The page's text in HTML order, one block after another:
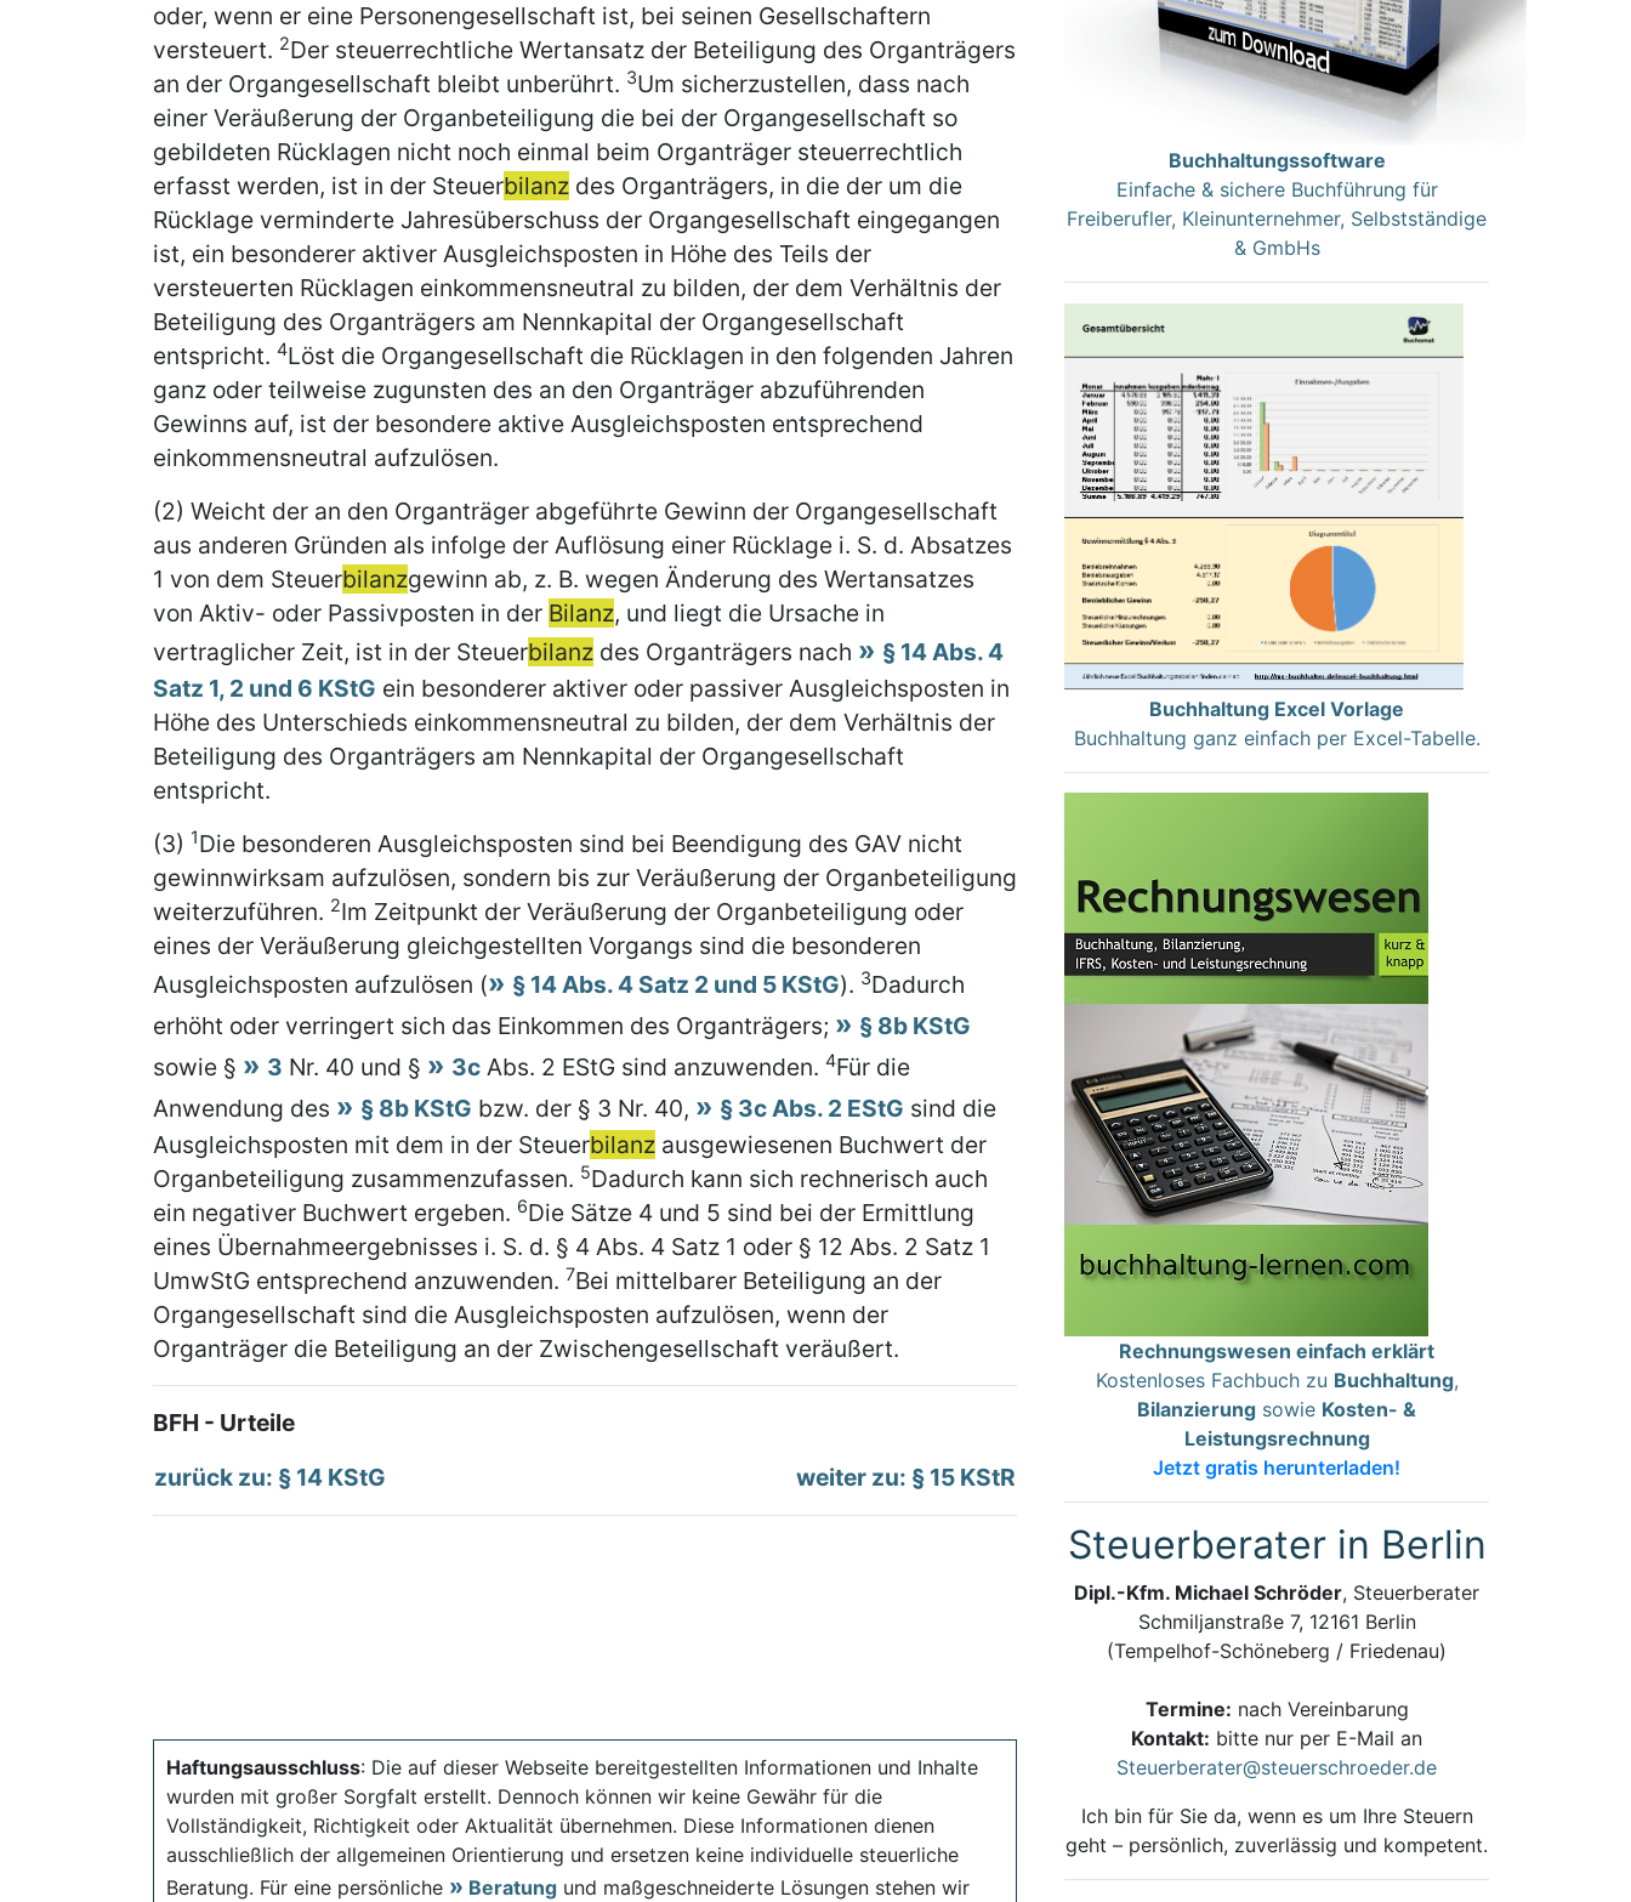
oder, wenn er eine Personengesellschaft ist, bei seinen Gesellschaftern
versteuert. 2Der steuerrechtliche Wertansatz der Beteiligung des Organträgers
an der Organgesellschaft bleibt unberührt. 3Um sicherzustellen, dass nach
einer Veräußerung der Organbeteiligung die bei der Organgesellschaft so
gebildeten Rücklagen nicht noch einmal beim Organträger steuerrechtlich
erfasst werden, ist in der Steuerbilanz des Organträgers, in die der um die
Rücklage verminderte Jahresüberschuss der Organgesellschaft eingegangen
ist, ein besonderer aktiver Ausgleichsposten in Höhe des Teils der
versteuerten Rücklagen einkommensneutral zu bilden, der dem Verhältnis der
Beteiligung des Organträgers am Nennkapital der Organgesellschaft
entspricht. 4Löst die Organgesellschaft die Rücklagen in den folgenden Jahren
ganz oder teilweise zugunsten des an den Organträger abzuführenden
Gewinns auf, ist der besondere aktive Ausgleichsposten entsprechend
einkommensneutral aufzulösen.
(2) Weicht der an den Organträger abgeführte Gewinn der Organgesellschaft
aus anderen Gründen als infolge der Auflösung einer Rücklage i. S. d. Absatzes
1 von dem Steuerbilanzgewinn ab, z. B. wegen Änderung des Wertansatzes
von Aktiv- oder Passivposten in der Bilanz, und liegt die Ursache in
vertraglicher Zeit, ist in der Steuerbilanz des Organträgers nach
§ 14 Abs. 4
Satz 1, 2 und 6 KStG ein besonderer aktiver oder passiver Ausgleichsposten in
Höhe des Unterschieds einkommensneutral zu bilden, der dem Verhältnis der
Beteiligung des Organträgers am Nennkapital der Organgesellschaft
entspricht.
(3) 1Die besonderen Ausgleichsposten sind bei Beendigung des GAV nicht
gewinnwirksam aufzulösen, sondern bis zur Veräußerung der Organbeteiligung
weiterzuführen. 2Im Zeitpunkt der Veräußerung der Organbeteiligung oder
eines der Veräußerung gleichgestellten Vorgangs sind die besonderen
Ausgleichsposten aufzulösen (
§ 14 Abs. 4 Satz 2 und 5 KStG). 3Dadurch
erhöht oder verringert sich das Einkommen des Organträgers;
§ 8b KStG
sowie §
3 Nr. 40 und § 3c Abs. 2 EStG sind anzuwenden. 4Für die
Anwendung des
§ 8b KStG bzw. der § 3 Nr. 40, § 3c Abs. 2 EStG sind die
Ausgleichsposten mit dem in der Steuerbilanz ausgewiesenen Buchwert der
Organbeteiligung zusammenzufassen. 5Dadurch kann sich rechnerisch auch
ein negativer Buchwert ergeben. 6Die Sätze 4 und 5 sind bei der Ermittlung
eines Übernahmeergebnisses i. S. d. § 4 Abs. 4 Satz 1 oder § 12 Abs. 2 Satz 1
UmwStG entsprechend anzuwenden. 7Bei mittelbarer Beteiligung an der
Organgesellschaft sind die Ausgleichsposten aufzulösen, wenn der
Organträger die Beteiligung an der Zwischengesellschaft veräußert.
BFH - Urteile
zurück zu: § 14 KStG
weiter zu: § 15 KStR
Haftungsausschluss: Die auf dieser Webseite bereitgestellten Informationen und Inhalte
wurden mit großer Sorgfalt erstellt. Dennoch können wir keine Gewähr für die
Vollständigkeit, Richtigkeit oder Aktualität übernehmen. Diese Informationen dienen
ausschließlich der allgemeinen Orientierung und ersetzen keine individuelle steuerliche
Beratung. Für eine persönliche
Beratung und maßgeschneiderte Lösungen stehen wir
Buchhaltungssoftware
Einfache & sichere Buchführung für
Freiberufler, Kleinunternehmer, Selbstständige
& GmbHs
Buchhaltung Excel Vorlage
Buchhaltung ganz einfach per Excel-Tabelle.
Rechnungswesen einfach erklärt
Kostenloses Fachbuch zu Buchhaltung,
Bilanzierung sowie Kosten- &
Leistungsrechnung
Jetzt gratis herunterladen!
Steuerberater in Berlin
Dipl.-Kfm. Michael Schröder, Steuerberater
Schmiljanstraße 7, 12161 Berlin
(Tempelhof-Schöneberg / Friedenau)
Termine: nach Vereinbarung
Kontakt: bitte nur per E-Mail an
Steuerberater@steuerschroeder.de
Ich bin für Sie da, wenn es um Ihre Steuern
geht – persönlich, zuverlässig und kompetent.